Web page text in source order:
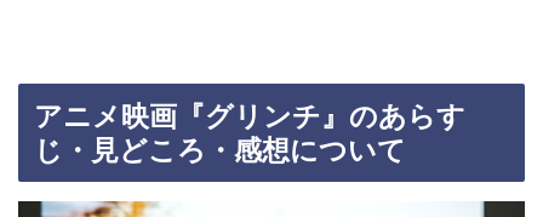
アニメ映画『グリンチ』のあらす
じ・見どころ・感想について